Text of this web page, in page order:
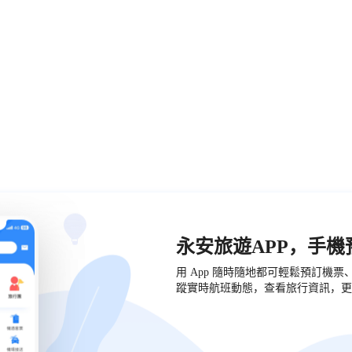
永安旅遊APP，手
用 App 隨時隨地都可輕鬆預訂機票
蹤實時航班動態，查看旅行資訊，